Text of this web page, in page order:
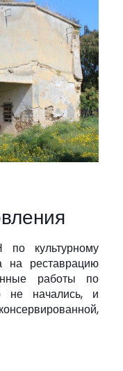
культурному
на реставрацию
работы по
не начались, и